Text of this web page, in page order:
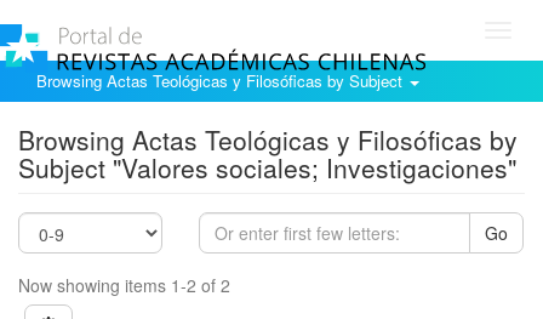
Browsing Actas Teológicas y Filosóficas by Subject
Browsing Actas Teológicas y Filosóficas by
Subject "Valores sociales; Investigaciones"
Go
Now showing items 1-2 of 2